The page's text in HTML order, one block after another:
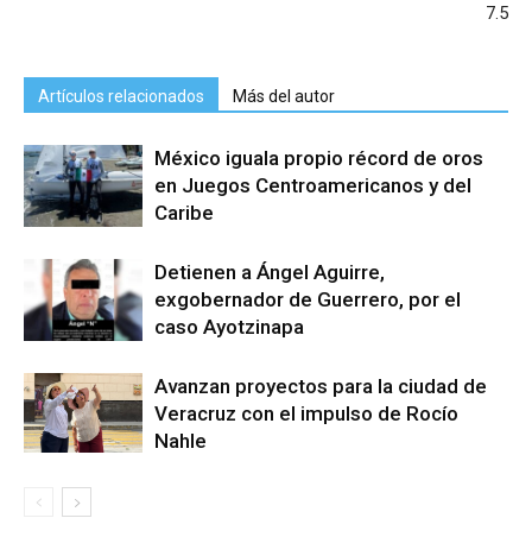
7.5
Artículos relacionados Más del autor
México iguala propio récord de oros
en Juegos Centroamericanos y del
Caribe
Detienen a Ángel Aguirre,
exgobernador de Guerrero, por el
caso Ayotzinapa
Avanzan proyectos para la ciudad de
Veracruz con el impulso de Rocío
Nahle